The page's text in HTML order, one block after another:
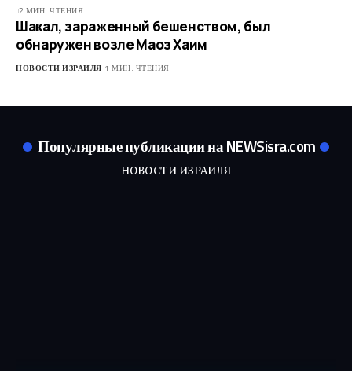
2 МИН. ЧТЕНИЯ
Шакал, зараженный бешенством, был
обнаружен возле Маоз Хаим
НОВОСТИ ИЗРАИЛЯ 1 МИН. ЧТЕНИЯ
Популярные публикации на NEWSisra.com
НОВОСТИ ИЗРАИЛЯ